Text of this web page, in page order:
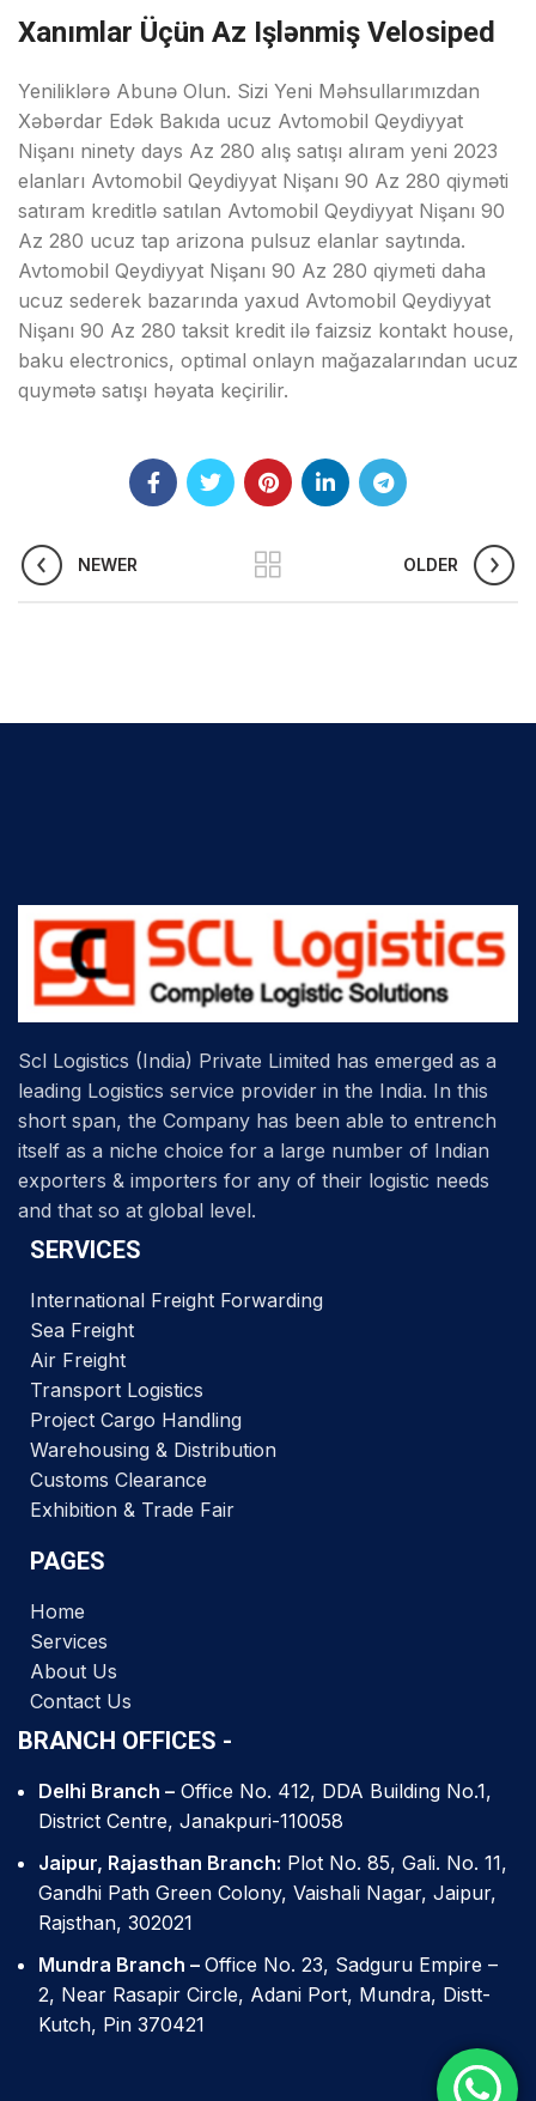
Xanımlar Üçün Az Işlənmiş Velosiped
Yeniliklərə Abunə Olun. Sizi Yeni Məhsullarımızdan
Xəbərdar Edək Bakıda ucuz Avtomobil Qeydiyyat
Nişanı ninety days Az 280 alış satışı alıram yeni 2023
elanları Avtomobil Qeydiyyat Nişanı 90 Az 280 qiyməti
satıram kreditlə satılan Avtomobil Qeydiyyat Nişanı 90
Az 280 ucuz tap arizona pulsuz elanlar saytında.
Avtomobil Qeydiyyat Nişanı 90 Az 280 qiymeti daha
ucuz sederek bazarında yaxud Avtomobil Qeydiyyat
Nişanı 90 Az 280 taksit kredit ilə faizsiz kontakt house,
baku electronics, optimal onlayn mağazalarından ucuz
quymətə satışı həyata keçirilir.
NEWER OLDER
Scl Logistics (India) Private Limited has emerged as a
leading Logistics service provider in the India. In this
short span, the Company has been able to entrench
itself as a niche choice for a large number of Indian
exporters & importers for any of their logistic needs
and that so at global level.
SERVICES
International Freight Forwarding
Sea Freight
Air Freight
Transport Logistics
Project Cargo Handling
Warehousing & Distribution
Customs Clearance
Exhibition & Trade Fair
PAGES
Home
Services
About Us
Contact Us
BRANCH OFFICES -
Delhi Branch – Office No. 412, DDA Building No.1,
District Centre, Janakpuri-110058
Jaipur, Rajasthan Branch: Plot No. 85, Gali. No. 11,
Gandhi Path Green Colony, Vaishali Nagar, Jaipur,
Rajsthan, 302021
Mundra Branch – Office No. 23, Sadguru Empire –
2, Near Rasapir Circle, Adani Port, Mundra, Distt-
Kutch, Pin 370421